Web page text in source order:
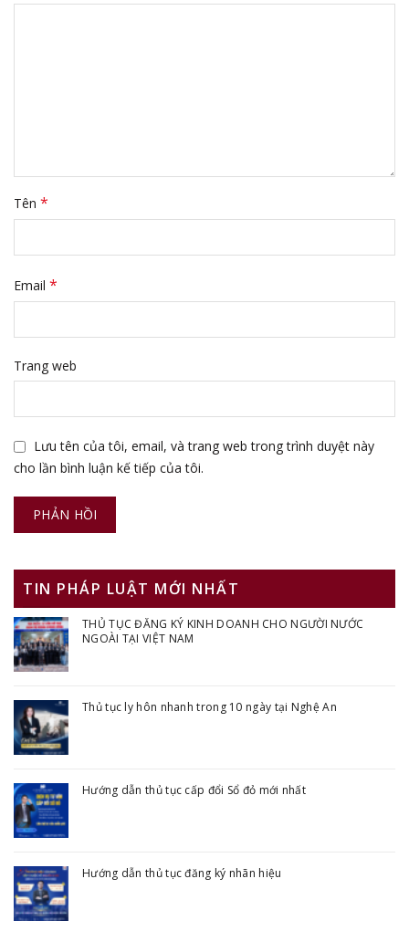
Tên *
Email *
Trang web
Lưu tên của tôi, email, và trang web trong trình duyệt này
cho lần bình luận kế tiếp của tôi.
TIN PHÁP LUẬT MỚI NHẤT
THỦ TỤC ĐĂNG KÝ KINH DOANH CHO NGƯỜI NƯỚC
NGOÀI TẠI VIỆT NAM
Thủ tục ly hôn nhanh trong 10 ngày tại Nghệ An
Hướng dẫn thủ tục cấp đổi Sổ đỏ mới nhất
Hướng dẫn thủ tục đăng ký nhãn hiệu